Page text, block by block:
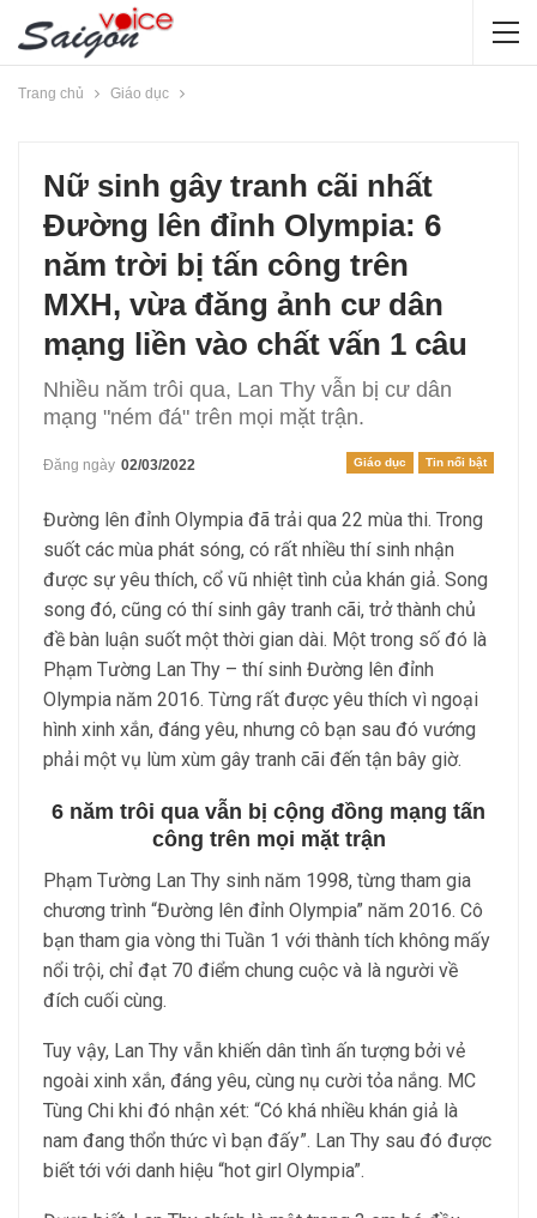
Trang chủ Giáo dục
Nữ sinh gây tranh cãi nhất
Đường lên đỉnh Olympia: 6
năm trời bị tấn công trên
MXH, vừa đăng ảnh cư dân
mạng liền vào chất vấn 1 câu
Nhiều năm trôi qua, Lan Thy vẫn bị cư dân
mạng "ném đá" trên mọi mặt trận.
Giáo dục Tin nổi bật
Đăng ngày 02/03/2022
Đường lên đỉnh Olympia đã trải qua 22 mùa thi. Trong
suốt các mùa phát sóng, có rất nhiều thí sinh nhận
được sự yêu thích, cổ vũ nhiệt tình của khán giả. Song
song đó, cũng có thí sinh gây tranh cãi, trở thành chủ
đề bàn luận suốt một thời gian dài. Một trong số đó là
Phạm Tường Lan Thy – thí sinh Đường lên đỉnh
Olympia năm 2016. Từng rất được yêu thích vì ngoại
hình xinh xắn, đáng yêu, nhưng cô bạn sau đó vướng
phải một vụ lùm xùm gây tranh cãi đến tận bây giờ.
6 năm trôi qua vẫn bị cộng đồng mạng tấn
công trên mọi mặt trận
Phạm Tường Lan Thy sinh năm 1998, từng tham gia
chương trình “Đường lên đỉnh Olympia” năm 2016. Cô
bạn tham gia vòng thi Tuần 1 với thành tích không mấy
nổi trội, chỉ đạt 70 điểm chung cuộc và là người về
đích cuối cùng.
Tuy vậy, Lan Thy vẫn khiến dân tình ấn tượng bởi vẻ
ngoài xinh xắn, đáng yêu, cùng nụ cười tỏa nắng. MC
Tùng Chi khi đó nhận xét: “Có khá nhiều khán giả là
nam đang thổn thức vì bạn đấy”. Lan Thy sau đó được
biết tới với danh hiệu “hot girl Olympia”.